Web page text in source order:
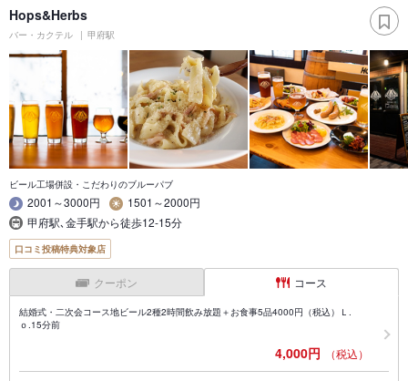
Hops&Herbs
バー・カクテル 甲府駅
ビール工場併設・こだわりのブルーパブ
2001～3000円
1501～2000円
甲府駅､金手駅から徒歩12-15分
口コミ投稿特典対象店
クーポン コース
結婚式・二次会コース地ビール2種2時間飲み放題＋お食事5品4000円（税込）Ｌ.
ｏ.15分前
4,000円 （税込）